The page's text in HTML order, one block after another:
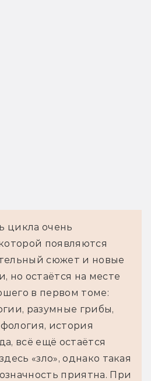
цикла очень
появляются
сюжет и новые
но остаётся на месте
в первом томе:
разумные грибы,
история
всё ещё остаётся
«зло», однако такая
приятна. При